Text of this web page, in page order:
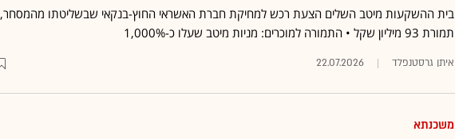
בית ההשקעות מיטב השלים הצעת רכש למחיקת חברת האשראי החוץ-בנקאי שבשליטתו מהמסחר,
תמורת 93 מיליון שקל • התמורה למוכרים: מניות מיטב שעלו כ-1,000%
איתן גרסטנפלד 22.07.2026
משכנתא